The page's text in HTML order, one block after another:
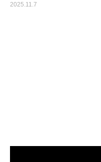
2025.11.7